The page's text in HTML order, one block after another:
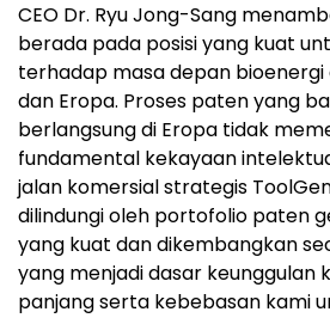
CEO Dr. Ryu Jong-Sang
berada pada posisi yang kuat
terhadap masa depan bioenergi
dan Eropa. Proses paten yang
berlangsung di Eropa tidak
fundamental kekayaan
jalan komersial strategis
dilindungi oleh portofolio paten
yang kuat dan dikembangkan
yang menjadi dasar keunggulan
panjang serta kebebasan kami